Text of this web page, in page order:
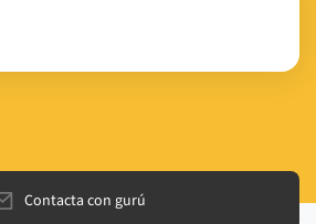
Contacta con gurú